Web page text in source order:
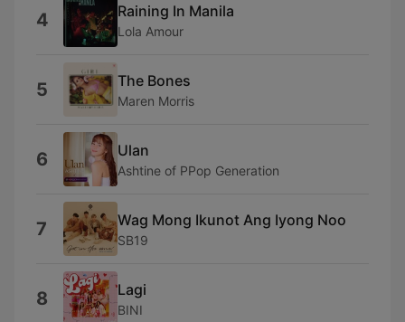
4 Raining In Manila
Lola Amour
5 The Bones
Maren Morris
6 Ulan
Ashtine of PPop Generation
7 Wag Mong Ikunot Ang Iyong Noo
SB19
8 Lagi
BINI